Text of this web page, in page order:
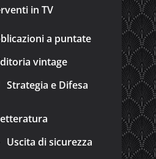
in TV
a puntate
vintage
Strategia e Difesa
Uscita di sicurezza